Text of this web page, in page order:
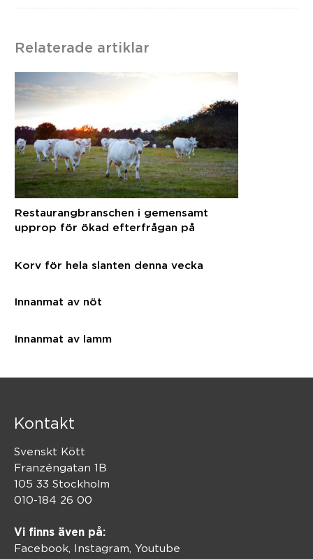
Relaterade artiklar
Restaurangbranschen i gemensamt
upprop för ökad efterfrågan på
Korv för hela slanten denna vecka
Innanmat av nöt
Innanmat av lamm
Kontakt
Svenskt Kött
Franzéngatan 1B
105 33 Stockholm
010-184 26 00
Vi finns även på:
Facebook, Instagram Youtube